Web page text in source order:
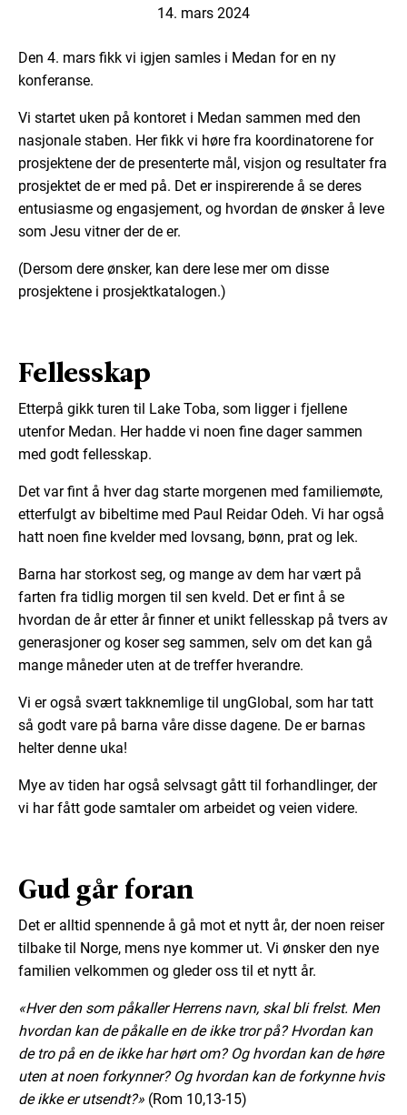
14. mars 2024
Den 4. mars fikk vi igjen samles i Medan for en ny
konferanse.
Vi startet uken på kontoret i Medan sammen med den
nasjonale staben. Her fikk vi høre fra koordinatorene for
prosjektene der de presenterte mål, visjon og resultater fra
prosjektet de er med på. Det er inspirerende å se deres
entusiasme og engasjement, og hvordan de ønsker å leve
som Jesu vitner der de er.
(Dersom dere ønsker, kan dere lese mer om disse
prosjektene i prosjektkatalogen.)
Fellesskap
Etterpå gikk turen til Lake Toba, som ligger i fjellene
utenfor Medan. Her hadde vi noen fine dager sammen
med godt fellesskap.
Det var fint å hver dag starte morgenen med familiemøte,
etterfulgt av bibeltime med Paul Reidar Odeh. Vi har også
hatt noen fine kvelder med lovsang, bønn, prat og lek.
Barna har storkost seg, og mange av dem har vært på
farten fra tidlig morgen til sen kveld. Det er fint å se
hvordan de år etter år finner et unikt fellesskap på tvers av
generasjoner og koser seg sammen, selv om det kan gå
mange måneder uten at de treffer hverandre.
Vi er også svært takknemlige til ungGlobal, som har tatt
så godt vare på barna våre disse dagene. De er barnas
helter denne uka!
Mye av tiden har også selvsagt gått til forhandlinger, der
vi har fått gode samtaler om arbeidet og veien videre.
Gud går foran
Det er alltid spennende å gå mot et nytt år, der noen reiser
tilbake til Norge, mens nye kommer ut. Vi ønsker den nye
familien velkommen og gleder oss til et nytt år.
«Hver den som påkaller Herrens navn, skal bli frelst. Men
hvordan kan de påkalle en de ikke tror på? Hvordan kan
de tro på en de ikke har hørt om? Og hvordan kan de høre
uten at noen forkynner? Og hvordan kan de forkynne hvis
de ikke er utsendt?» (Rom 10,13-15)